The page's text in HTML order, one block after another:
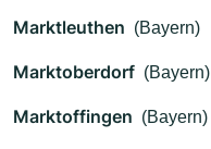
Marktleuthen (Bayern)
Marktoberdorf (Bayern)
Marktoffingen (Bayern)